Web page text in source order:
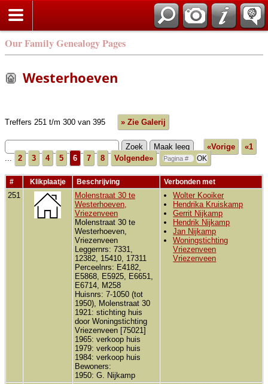
Our Family Genealogy Pages
Westerhoeven
Treffers 251 t/m 300 van 395 » Zie Galerij
«Vorige
«1
...
2 3 4 5 6 7 8 Volgende»
# Klikplaatje Beschrijving Verbonden met
251
Molenstraat 30 te
Westerhoeven,
Vriezenveen
Molenstraat 30 te
Westerhoeven,
Vriezenveen
Leggernrs: 7331,
12382, 15410, 17311
Perceelnrs: E4182,
E5868, E5925, E6651,
E6714, M258
Huisnrs: 7-1050 (tot
1950), Molenstraat 30
1921: stichting huis
door Woningstichting
Vriezenveen [75021]
1965: verkoop huis
1979: verkoop huis
1984: verkoop huis
Bewoners:
1950: G. Nijkamp
Wolter Kooiker
Hendrika Kruiskamp
Gerrit Nijkamp
Hendrik Nijkamp
Jan Nijkamp
Woningstichting
Vriezenveen
Vriezenveen